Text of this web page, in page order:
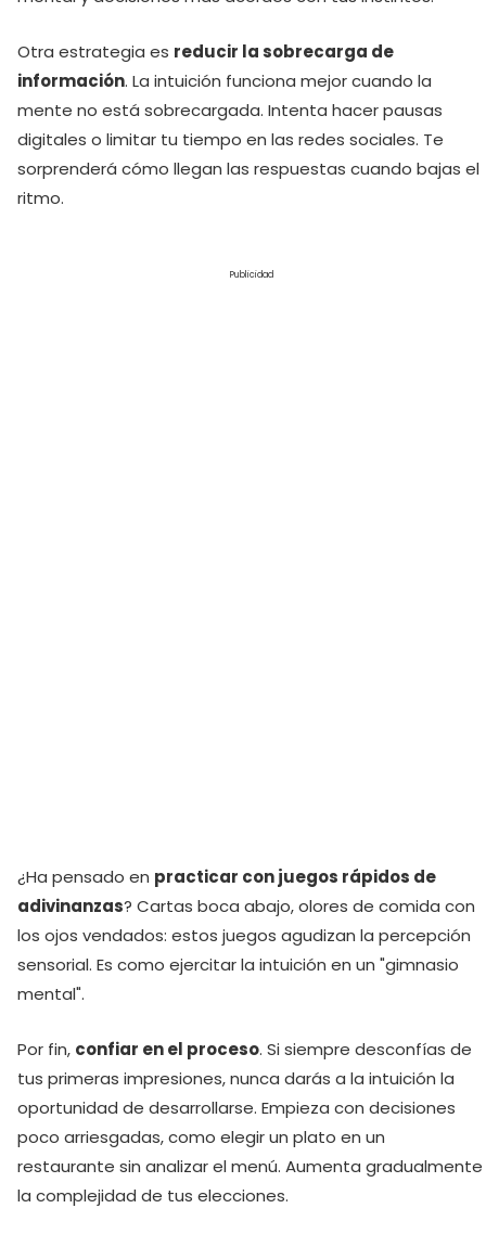
Otra estrategia es reducir la sobrecarga de
información. La intuición funciona mejor cuando la
mente no está sobrecargada. Intenta hacer pausas
digitales o limitar tu tiempo en las redes sociales. Te
sorprenderá cómo llegan las respuestas cuando bajas el
ritmo.
Publicidad
¿Ha pensado en practicar con juegos rápidos de
adivinanzas? Cartas boca abajo, olores de comida con
los ojos vendados: estos juegos agudizan la percepción
sensorial. Es como ejercitar la intuición en un "gimnasio
mental".
Por fin, confiar en el proceso. Si siempre desconfías de
tus primeras impresiones, nunca darás a la intuición la
oportunidad de desarrollarse. Empieza con decisiones
poco arriesgadas, como elegir un plato en un
restaurante sin analizar el menú. Aumenta gradualmente
la complejidad de tus elecciones.